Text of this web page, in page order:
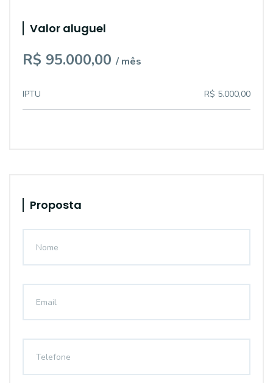
Valor aluguel
R$ 95.000,00 / mês
IPTU R$ 5.000,00
Proposta